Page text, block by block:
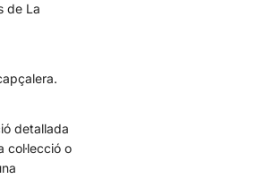
de La
detallada
o